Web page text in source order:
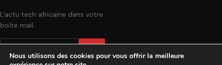
L'actu tech africaine dans votre
boîte mail.
Nous utilisons des cookies pour vous offrir la meilleure